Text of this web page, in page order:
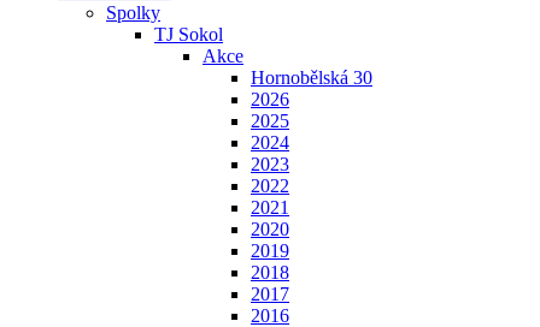
Spolky
TJ Sokol
Akce
Hornobělská 30
2026
2025
2024
2023
2022
2021
2020
2019
2018
2017
2016